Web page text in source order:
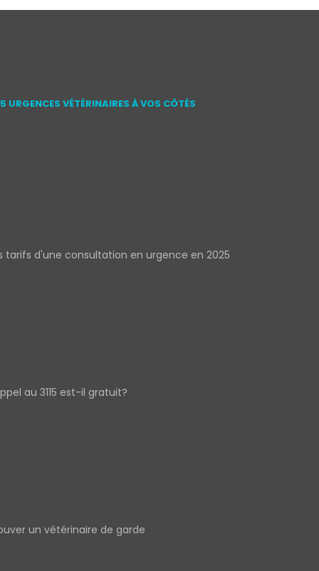
URGENCES VÉTÉRINAIRES À VOS CÔTÉS
tarifs d'une consultation en urgence en 2025
au 3115 est-il gratuit?
un vétérinaire de garde